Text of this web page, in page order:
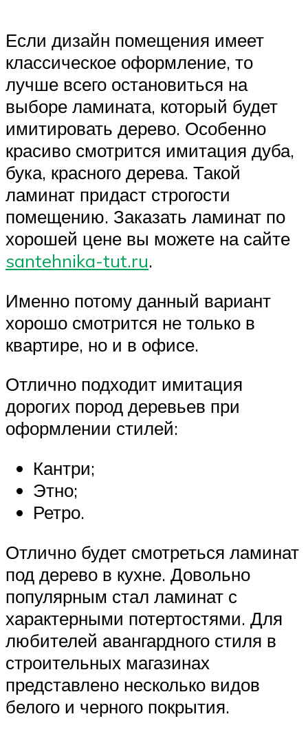
Если дизайн помещения имеет
классическое оформление, то
лучше всего остановиться на
выборе ламината, который будет
имитировать дерево. Особенно
красиво смотрится имитация дуба,
бука, красного дерева. Такой
ламинат придаст строгости
помещению. Заказать ламинат по
хорошей цене вы можете на сайте
santehnika-tut.ru.
Именно потому данный вариант
хорошо смотрится не только в
квартире, но и в офисе.
Отлично подходит имитация
дорогих пород деревьев при
оформлении стилей:
Кантри;
Этно;
Ретро.
Отлично будет смотреться ламинат
под дерево в кухне. Довольно
популярным стал ламинат с
характерными потертостями. Для
любителей авангардного стиля в
строительных магазинах
представлено несколько видов
белого и черного покрытия.